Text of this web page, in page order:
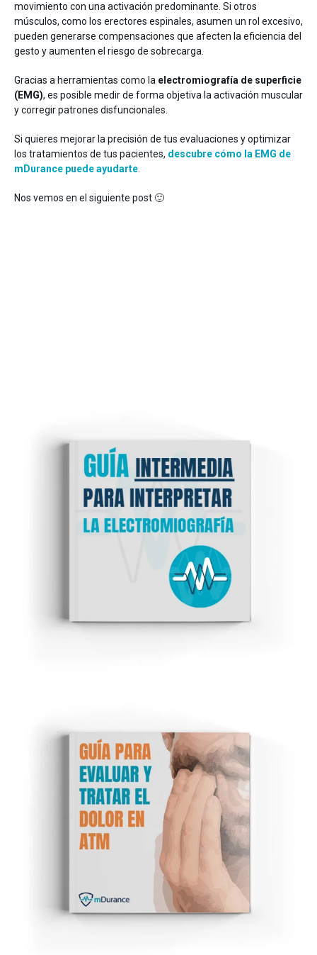
movimiento con una activación predominante. Si otros
músculos, como los erectores espinales, asumen un rol excesivo,
pueden generarse compensaciones que afecten la eficiencia del
gesto y aumenten el riesgo de sobrecarga.
Gracias a herramientas como la electromiografía de superficie
(EMG), es posible medir de forma objetiva la activación muscular
y corregir patrones disfuncionales.
Si quieres mejorar la precisión de tus evaluaciones y optimizar
los tratamientos de tus pacientes, descubre cómo la EMG de
mDurance puede ayudarte.
Nos vemos en el siguiente post 🙂